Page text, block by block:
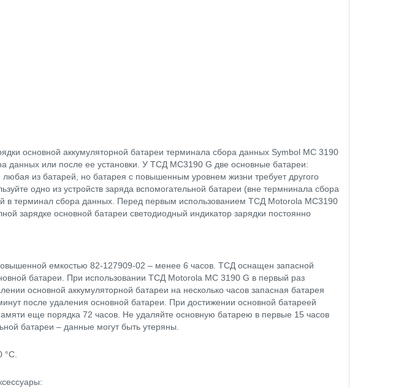
основной аккумуляторной батареи терминала сбора данных Symbol MC 3190
данных или после ее установки. У ТСД МС3190 G две основные батареи:
из батарей, но батарея с повышенным уровнем жизни требует другого
одно из устройств заряда вспомогательной батареи (вне термнинала сбора
в терминал сбора данных. Перед первым использованием ТСД Motorola MC3190
зарядке основной батареи светодиодный индикатор зарядки постоянно
емкостью 82-127909-02 – менее 6 часов. ТСД оснащен запасной
батареи. При использовании ТСД Motorola MC 3190 G в первый раз
основной аккумуляторной батареи на несколько часов запасная батарея
после удаления основной батареи. При достижении основной батареей
еще порядка 72 часов. Не удаляйте основную батарею в первые 15 часов
батареи – данные могут быть утеряны.
°С.